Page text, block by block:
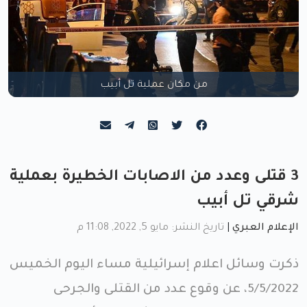
من مكان عملية تل أبيب
3 قتلى وعدد من الاصابات الخطيرة بعملية
شرقي تل أبيب
الإعلام العبري تاريخ النشر: مايو 5, 2022, 11:08 م
ذكرت وسائل اعلام إسرائيلية مساء اليوم الخميس
5/5/2022، عن وقوع عدد من القتلى والجرحى